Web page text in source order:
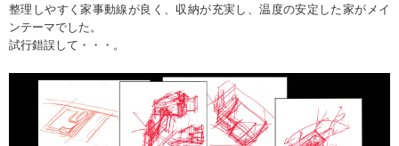
整理しやすく家事動線が良く、収納が充実し、温度の安定した家がメイ
ンテーマでした。
試行錯誤して・・・。